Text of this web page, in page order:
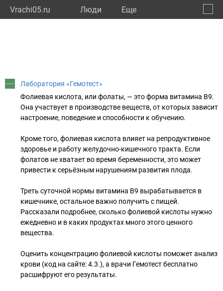
Vrachi05.ru Люди Eще
Лаборатория «Гемотест»
Фолиевая кислота, или фолаты, — это форма витамина B9.
Она участвует в производстве веществ, от которых зависит
настроение, поведение и способности к обучению.
Кроме того, фолиевая кислота влияет на репродуктивное
здоровье и работу желудочно-кишечного тракта. Если
фолатов не хватает во время беременности, это может
привести к серьёзным нарушениям развития плода.
Треть суточной нормы витамина B9 вырабатывается в
кишечнике, остальное важно получить с пищей.
Рассказали подробнее, сколько фолиевой кислоты нужно
ежедневно и в каких продуктах много этого ценного
вещества.
Оценить концентрацию фолиевой кислоты поможет анализ
крови (код на сайте: 4.3.), а врачи Гемотест бесплатно
расшифруют его результаты.